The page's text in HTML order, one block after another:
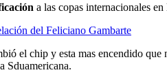
a las copas internacionales
del Feliciano Gambarte
el chip y esta mas encendido
Sduamericana.